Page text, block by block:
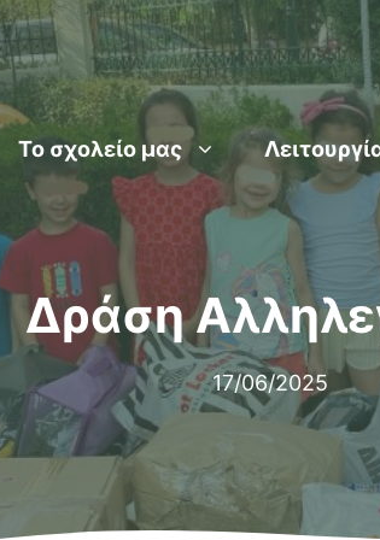
Το σχολείο μας
Δράση
17/06/2025